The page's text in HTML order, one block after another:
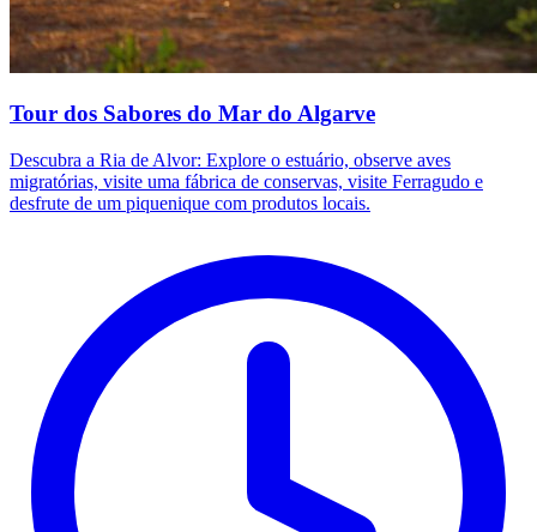
Tour dos Sabores do Mar do Algarve
Descubra a Ria de Alvor: Explore o estuário, observe aves
migratórias, visite uma fábrica de conservas, visite Ferragudo e
desfrute de um piquenique com produtos locais.